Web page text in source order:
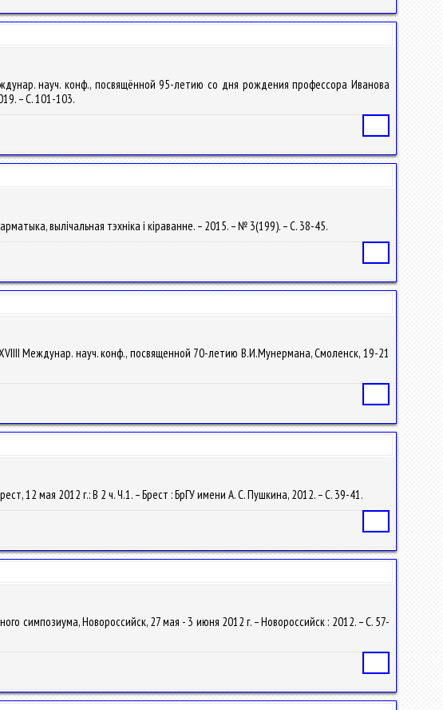
науч. конф., посвящённой 95-летию со дня рождения профессора Иванова
– С. 101-103.
вылічальная тэхніка і кіраванне. – 2015. – № 3(199). – С. 38-45.
Междунар. науч. конф., посвященной 70-летию В.И.Мунермана, Смоленск, 19-21
12 мая 2012 г.: В 2 ч. Ч.1. – Брест : БрГУ имени А. С. Пушкина, 2012. – С. 39-41.
симпозиума, Новороссийск, 27 мая - 3 июня 2012 г. – Новороссийск : 2012. – С. 57-